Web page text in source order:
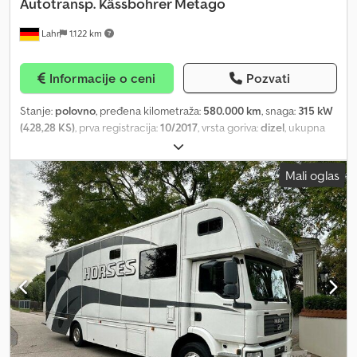
Lahr 1.122 km
Autotransp. Kässbohrer Metago
Informacije o ceni Pozvati
Stanje: polovno, pređena kilometraža: 580.000 km, snaga: 315 kW
(428,28 KS), prva registracija:10/2017, vrsta goriva:dizel, ukupna
retarder
automatski, emisioni razred:Euro 6, Oprema:ABS, elektronski
program stabilnosti (ESP), grejač za parkiranje, klima uređaj,
Mercedes-Benz Antos 2443 Autotransporter Kässbohrer Metago
Retarder Euro 6 Za upite: 0426349 * Stanje: veoma dobro *
Godina prve registracije: 10/2017 * Sopstvena masa: 13.118 kg *
Dozvoljena ukupna masa: 23.000 kg * Motor: 315 kW / 430 KS *
Zapremina motora: 10.677 cm³ * Euro norma: Euro 6 * Retarder *
ABS * ASR * ESP * Diferencijalna blokada na zadnjoj osovini *
AdBlue – leva strana * Pomoćni pogon * Hidraulika * Tempomat sa
regulacijom rastojanja i asistent za hitno kočenje * Asistent za
održavanje trake * Vazdušno ogibljenje – vozačevo sedište sa
povećanim komforom * Grejanje vozačevog sedišta * Mehanički
Mali oglas